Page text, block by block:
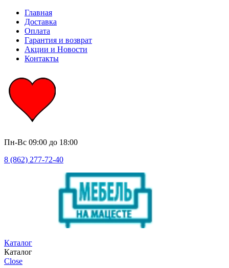
Главная
Доставка
Оплата
Гарантия и возврат
Акции и Новости
Контакты
Пн-Вс 09:00 до 18:00
8 (862) 277-72-40
Каталог
Каталог
Close